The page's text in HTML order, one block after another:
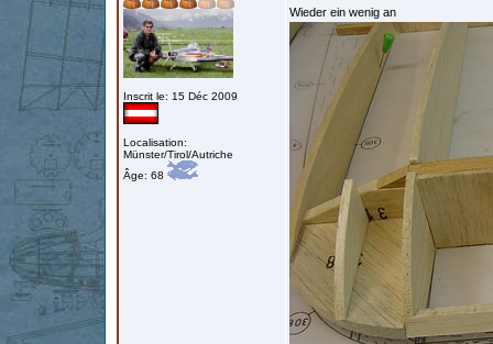
Inscrit le: 15 Déc 2009
Localisation:
Münster/Tirol/Autriche
Âge: 68
Wieder ein wenig an